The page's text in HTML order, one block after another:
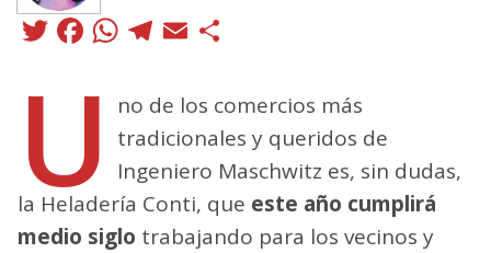
Twitter
Facebook
WhatsApp
Telegram
Email
U
no de los comercios más
tradicionales y queridos de
Ingeniero Maschwitz es, sin dudas,
la Heladería Conti, que este año cumplirá
medio siglo trabajando para los vecinos y